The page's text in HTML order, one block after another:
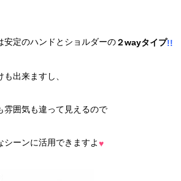
安定のハンドとショルダーの２wayタイプ!!
出来ますし、
雰囲気も違って見えるので
ーンに活用できますよ♥